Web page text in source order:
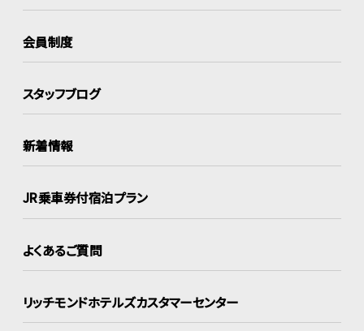
会員制度
スタッフブログ
新着情報
JR乗車券付宿泊プラン
よくあるご質問
リッチモンドホテルズカスタマーセンター